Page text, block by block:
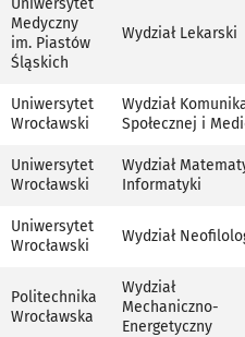
Uniwersytet
Medyczny
im. Piastów
Śląskich
Wydział Lekarski
Uniwersytet
Wrocławski
Wydział
Społecznej i
Uniwersytet
Wrocławski
Wydział
Informatyki
Uniwersytet
Wrocławski
Wydział
Politechnika
Wrocławska
Wydział
Mechaniczno-
Energetyczny